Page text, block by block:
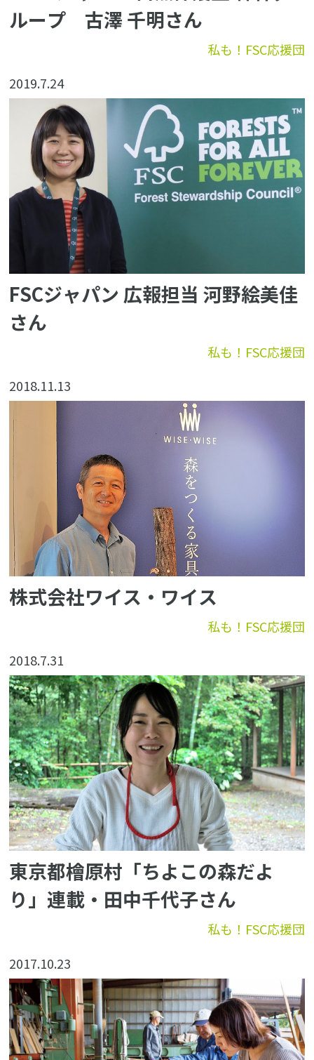
私も！FSC応援団
ループ 古澤 千明さん
2019.7.24
私も！FSC応援団
FSCジャパン 広報担当 河野絵美佳
さん
2018.11.13
私も！FSC応援団
株式会社ワイス・ワイス
2018.7.31
私も！FSC応援団
東京都檜原村「ちよこの森だよ
り」連載・田中千代子さん
2017.10.23